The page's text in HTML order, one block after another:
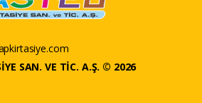
SAN. VE TİC. A.Ş. © 2026